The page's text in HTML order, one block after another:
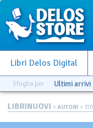
Libri Delos Digital
Sfoglia per Ultimi arrivi
LIBRINUOVI > AUTORI >